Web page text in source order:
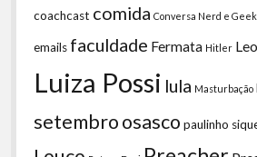
coachcast comida Conversa Nerd e Geek
emails faculdade Fermata Hitler
Luiza Possi lula Masturbação
setembroosasco paulinho